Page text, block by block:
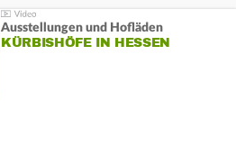
Ausstellungen und Hofläden
KÜRBISHÖFE IN HESSEN